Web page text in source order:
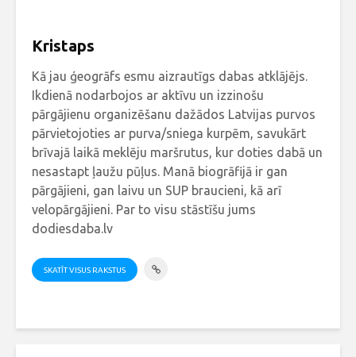
Kristaps
Kā jau ģeogrāfs esmu aizrautīgs dabas atklājējs.
Ikdienā nodarbojos ar aktīvu un izzinošu
pārgājienu organizēšanu dažādos Latvijas purvos
pārvietojoties ar purva/sniega kurpēm, savukārt
brīvajā laikā meklēju maršrutus, kur doties dabā un
nesastapt ļaužu pūļus. Manā biogrāfijā ir gan
pārgājieni, gan laivu un SUP braucieni, kā arī
velopārgājieni. Par to visu stāstīšu jums
dodiesdaba.lv
SKATĪT VISUS RAKSTUS